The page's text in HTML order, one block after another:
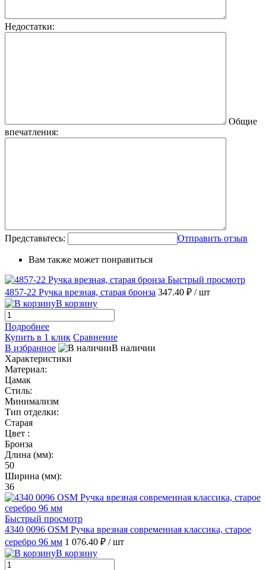
Недостатки:
Общие
впечатления:
Представьтесь: Отправить отзыв
Вам также может понравиться
Быстрый просмотр
4857-22 Ручка врезная, старая бронза 347.40 ₽ / шт
В корзину
Подробнее
Купить в 1 клик Сравнение
В избранное
В наличии
Характеристики
Материал:
Цамак
Стиль:
Минимализм
Тип отделки:
Старая
Цвет :
Бронза
Длина (мм):
50
Ширина (мм):
36
Быстрый просмотр
4340 0096 OSM Ручка врезная современная классика, старое
серебро 96 мм 1 076.40 ₽ / шт
В корзину